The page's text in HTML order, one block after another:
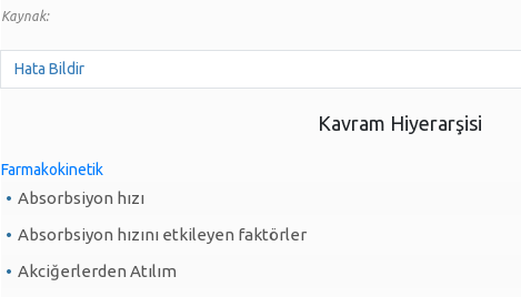
Kaynak:
Hata Bildir
Kavram Hiyerarşisi
Farmakokinetik
Absorbsiyon hızı
Absorbsiyon hızını etkileyen faktörler
Akciğerlerden Atılım